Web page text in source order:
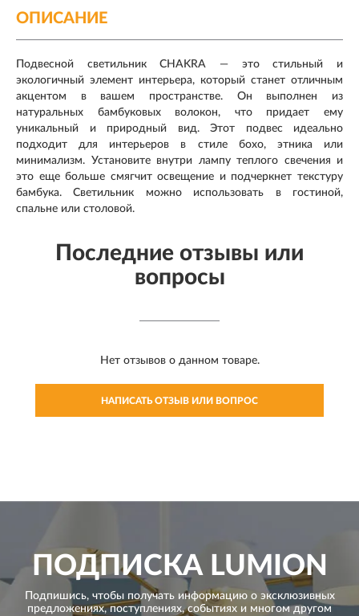
ОПИСАНИЕ
Подвесной светильник CHAKRA — это стильный и
экологичный элемент интерьера, который станет отличным
акцентом в вашем пространстве. Он выполнен из
натуральных бамбуковых волокон, что придает ему
уникальный и природный вид. Этот подвес идеально
подходит для интерьеров в стиле бохо, этника или
минимализм. Установите внутри лампу теплого свечения и
это еще больше смягчит освещение и подчеркнет текстуру
бамбука. Светильник можно использовать в гостиной,
спальне или столовой.
Последние отзывы или
вопросы
Нет отзывов о данном товаре.
НАПИСАТЬ ОТЗЫВ ИЛИ ВОПРОС
ПОДПИСКАLUMION
Подпишись, чтобы получать информацию о эксклюзивных
предложениях,поступлениях, событиях и многом другом